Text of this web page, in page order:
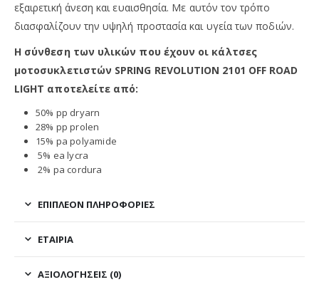
εξαιρετική άνεση και ευαισθησία. Με αυτόν τον τρόπο
διασφαλίζουν την υψηλή προστασία και υγεία των ποδιών.
Η σύνθεση των υλικών που έχουν οι κάλτσες
μοτοσυκλετιστών SPRING REVOLUTION 2101 OFF ROAD
LIGHT αποτελείτε από:
50% pp dryarn
28% pp prolen
15% pa polyamide
5% ea lycra
2% pa cordura
ΕΠΙΠΛΈΟΝ ΠΛΗΡΟΦΟΡΊΕΣ
ΕΤΑΙΡΊΑ
ΑΞΙΟΛΟΓΉΣΕΙΣ (0)